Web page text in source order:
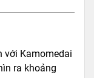
với Kamomedai
ra khoảng